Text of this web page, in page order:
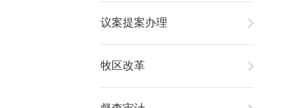
议案提案办理
牧区改革